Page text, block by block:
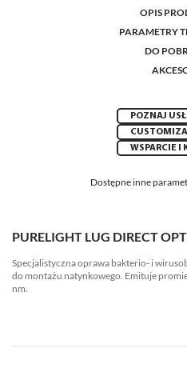
OPIS
PARAMETRY
DO
POZNAJ
WSPARCIE I
Dostępne inne
PURELIGHT LUG DIRECT
Specjalistyczna oprawa bakterio- i
do montażu natynkowego. Emituje
nm.